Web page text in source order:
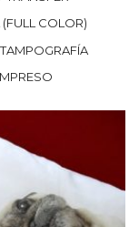
COLOR)
TAMPOGRAFÍA